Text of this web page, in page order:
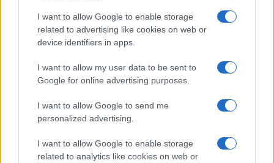
I want to allow Google to enable storage
related to advertising like cookies on web or
device identifiers in apps.
I want to allow my user data to be sent to
Google for online advertising purposes.
I want to allow Google to send me
personalized advertising.
I want to allow Google to enable storage
related to analytics like cookies on web or
Codacons denuncia: i problemi che affliggono la Sicilia
tra carburanti, spiagge e incendi
NEWS E ATTUALITÀ